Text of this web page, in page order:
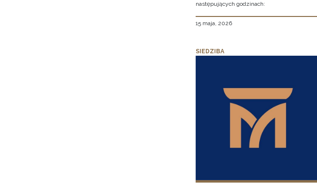
następujących godzinach:
15 maja, 2026
SIEDZIBA